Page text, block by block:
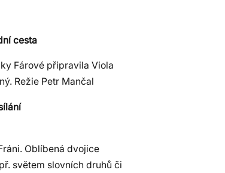
cesta
Fárové připravila Viola
Režie Petr Mančal
Oblíbená dvojice
světem slovních druhů či